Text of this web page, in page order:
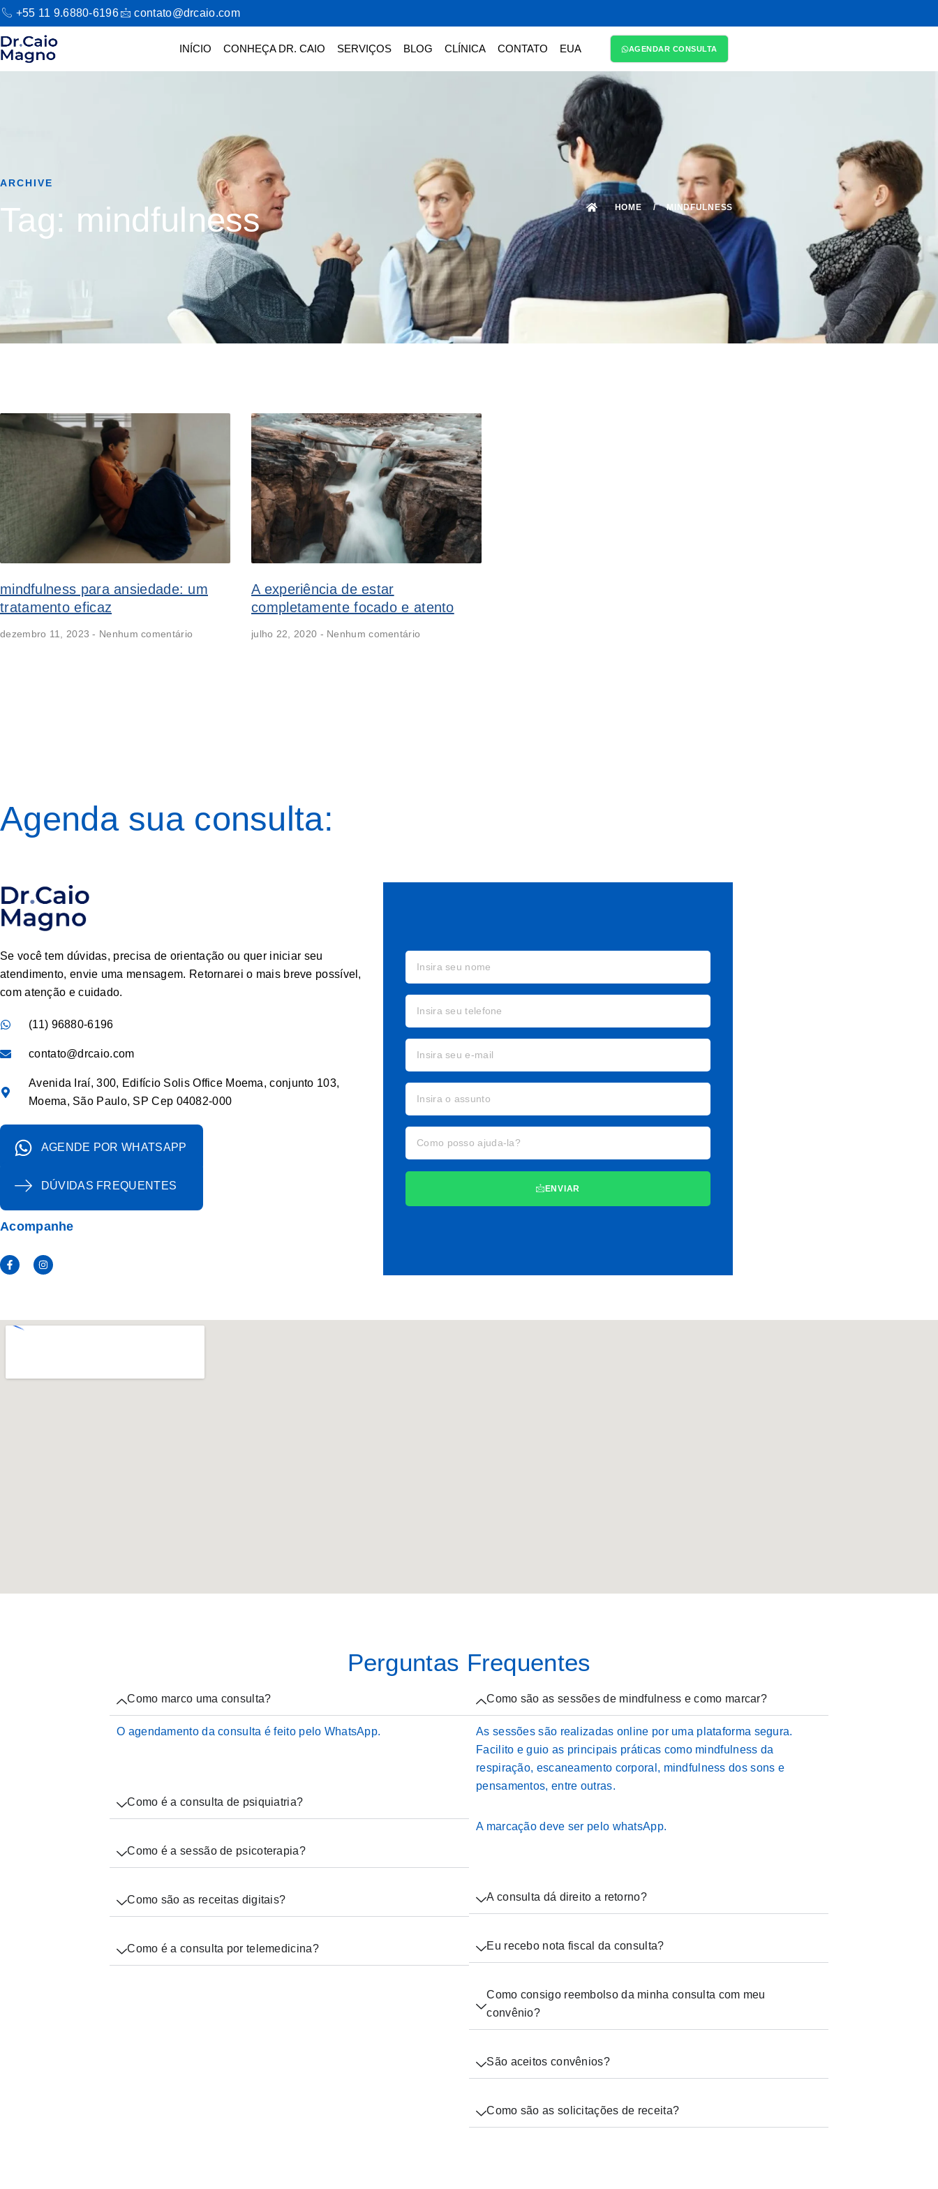
+55 11 9.6880-6196 contato@drcaio.com
INÍCIO CONHEÇA DR. CAIO SERVIÇOS BLOG CLÍNICA CONTATO EUA AGENDAR CONSULTA
ARCHIVE
Tag: mindfulness HOME / MINDFULNESS
mindfulness para ansiedade: um
tratamento eficaz
dezembro 11, 2023 Nenhum comentário
A experiência de estar
completamente focado e atento
julho 22, 2020 Nenhum comentário
Agenda sua consulta:
Se você tem dúvidas, precisa de orientação ou quer iniciar seu
atendimento, envie uma mensagem. Retornarei o mais breve possível,
com atenção e cuidado.
(11) 96880-6196
contato@drcaio.com
Avenida Iraí, 300, Edifício Solis Office Moema, conjunto 103,
Moema, São Paulo, SP Cep 04082-000
AGENDE POR WHATSAPP
DÚVIDAS FREQUENTES
Acompanhe
ENVIAR
Perguntas Frequentes
Como marco uma consulta?
O agendamento da consulta é feito pelo WhatsApp.
Como é a consulta de psiquiatria?
Como é a sessão de psicoterapia?
Como são as receitas digitais?
Como é a consulta por telemedicina?
Como são as sessões de mindfulness e como marcar?
As sessões são realizadas online por uma plataforma segura.
Facilito e guio as principais práticas como mindfulness da
respiração, escaneamento corporal, mindfulness dos sons e
pensamentos, entre outras.
A marcação deve ser pelo whatsApp.
A consulta dá direito a retorno?
Eu recebo nota fiscal da consulta?
Como consigo reembolso da minha consulta com meu
convênio?
São aceitos convênios?
Como são as solicitações de receita?